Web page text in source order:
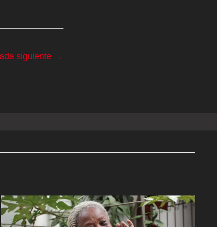
siguiente →